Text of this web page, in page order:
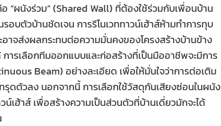
“ผนังร่วม” (Shared Wall) ที่ต้องใช้ร่วมกับเพื่อนบ้าน
บตัวบ้านชัดเจน การรีโนเวททาวน์เฮ้าส์ห้ามทำการทุบ
าจส่งผลกระทบต่อความมั่นคงของโครงสร้างบ้านข้าง
ารเลือกทีมออกแบบและก่อสร้างที่เป็นมืออาชีพจะมีการ
Beam) อย่างละเอียด เพื่อให้มั่นใจว่าการต่อเติม
รุดตัวลง นอกจากนี้ การเลือกใช้วัสดุกันเสียงซ่อนในผนัง
น์เฮ้าส์ เพื่อสร้างความเป็นส่วนตัวที่บ้านเดี่ยวมักจะได้